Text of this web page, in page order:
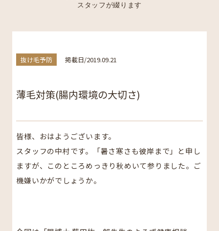
スタッフが綴ります
抜け毛予防 掲載日/2019.09.21
薄毛対策(腸内環境の大切さ)
皆様、おはようございます。
スタッフの中村です。「暑さ寒さも彼岸まで」と申し
ますが、このところめっきり秋めいて参りました。ご
機嫌いかがでしょうか。